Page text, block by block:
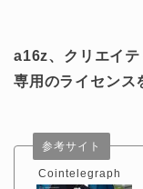
a16z、クリエイ
専用のライセンス
Cointelegraph
参考サイト